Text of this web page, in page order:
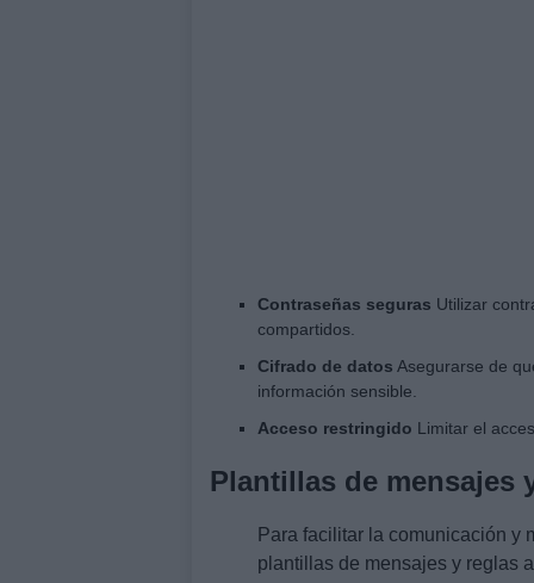
Contraseñas seguras Utilizar
compartidos.
Cifrado de datos Asegurarse de
información sensible.
Acceso restringido Limitar el
Plantillas de mensajes
Para facilitar la comunicación y
plantillas de mensajes y reglas